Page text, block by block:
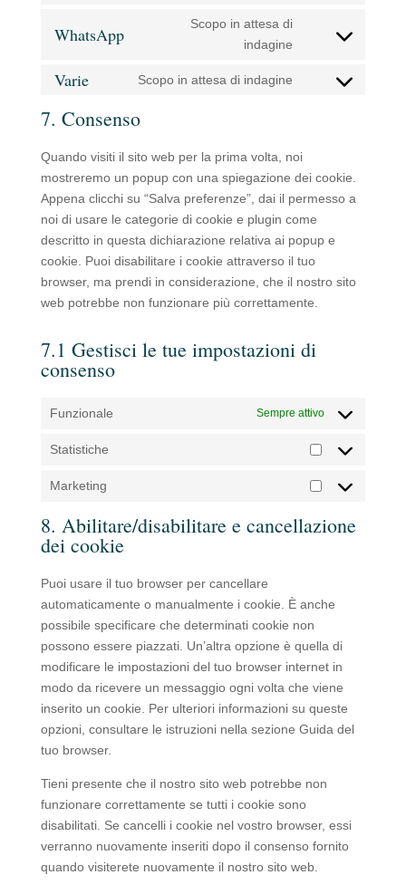
service
WhatsApp
Scopo in attesa di
indagine
Consent
service
Varie Scopo in attesa di indagine
Consent
7. Consenso
Quando visiti il sito web per la prima volta, noi
mostreremo un popup con una spiegazione dei cookie.
Appena clicchi su “Salva preferenze”, dai il permesso a
noi di usare le categorie di cookie e plugin come
descritto in questa dichiarazione relativa ai popup e
cookie. Puoi disabilitare i cookie attraverso il tuo
browser, ma prendi in considerazione, che il nostro sito
web potrebbe non funzionare più correttamente.
7.1 Gestisci le tue impostazioni di
consenso
Funzionale Sempre attivo
Statistiche
Statistiche
Marketing
Marketing
8. Abilitare/disabilitare e cancellazione
dei cookie
Puoi usare il tuo browser per cancellare
automaticamente o manualmente i cookie. È anche
possibile specificare che determinati cookie non
possono essere piazzati. Un’altra opzione è quella di
modificare le impostazioni del tuo browser internet in
modo da ricevere un messaggio ogni volta che viene
inserito un cookie. Per ulteriori informazioni su queste
opzioni, consultare le istruzioni nella sezione Guida del
tuo browser.
Tieni presente che il nostro sito web potrebbe non
funzionare correttamente se tutti i cookie sono
disabilitati. Se cancelli i cookie nel vostro browser, essi
verranno nuovamente inseriti dopo il consenso fornito
quando visiterete nuovamente il nostro sito web.